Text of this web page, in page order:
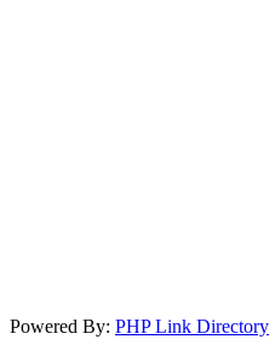
Powered By: PHP Link Directory